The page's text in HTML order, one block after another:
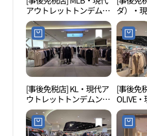
アウトレットトンデムン
（東大門）店(MLB 현대
아울렛 동대문점)
ダ）・
トンデ
(소다
점)
[事後免税店] KL・現代ア
ウトレットトンデムン
（東大門）店(KL 현대아
울렛 동대문점)
[事後免
OLIVE
トトン
店(올
아울렛